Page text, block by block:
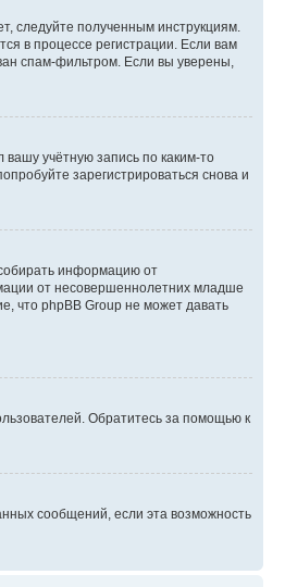
следуйте полученным инструкциям.
в процессе регистрации. Если вам
спам-фильтром. Если вы уверены,
учётную запись по каким-то
зарегистрироваться снова и
информацию от
от несовершеннолетних младше
что phpBB Group не может давать
Обратитесь за помощью к
сообщений, если эта возможность